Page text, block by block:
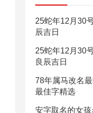
25蛇年12月30
辰吉日
25蛇年12月30
良辰吉日
78年属马改名
最佳字精选
安字取名的女